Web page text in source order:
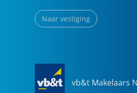
Naar vestiging
vb&t Makelaars